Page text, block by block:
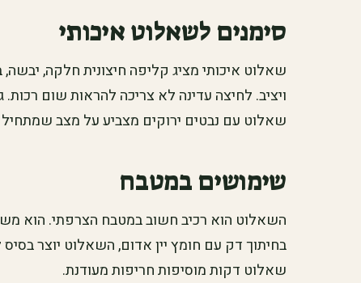
סימנים לשאלוט איכותי
שאלוט איכותי מציג קליפה חיצונית חלקה,
ויציב. לחיצה עדינה לא צריכה להראות שום
שאלוט עם נבטים ירוקים מצביע על מצב
שימושים במטבח
השאלוט הוא רכיב חשוב במטבח הצרפתי. הוא
בחיתוך דק עם חומץ יין אדום, השאלוט יוצר
שאלוט דקות מוסיפות חריפות מעודנת.